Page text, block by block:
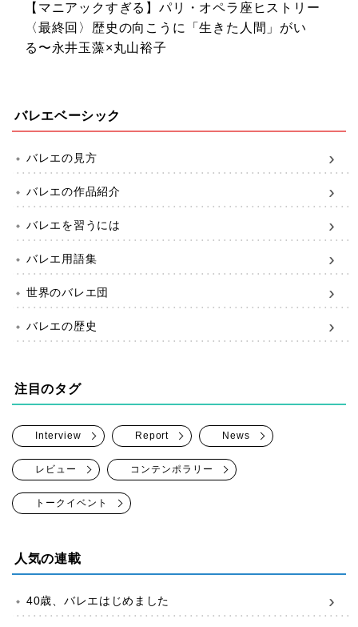
【マニアックすぎる】パリ・オペラ座ヒストリー
〈最終回〉歴史の向こうに「生きた人間」がい
る〜永井玉藻×丸山裕子
バレエベーシック
バレエの見方
バレエの作品紹介
バレエを習うには
バレエ用語集
世界のバレエ団
バレエの歴史
注目のタグ
Interview Report News
レビュー コンテンポラリー
トークイベント
人気の連載
40歳、バレエはじめました